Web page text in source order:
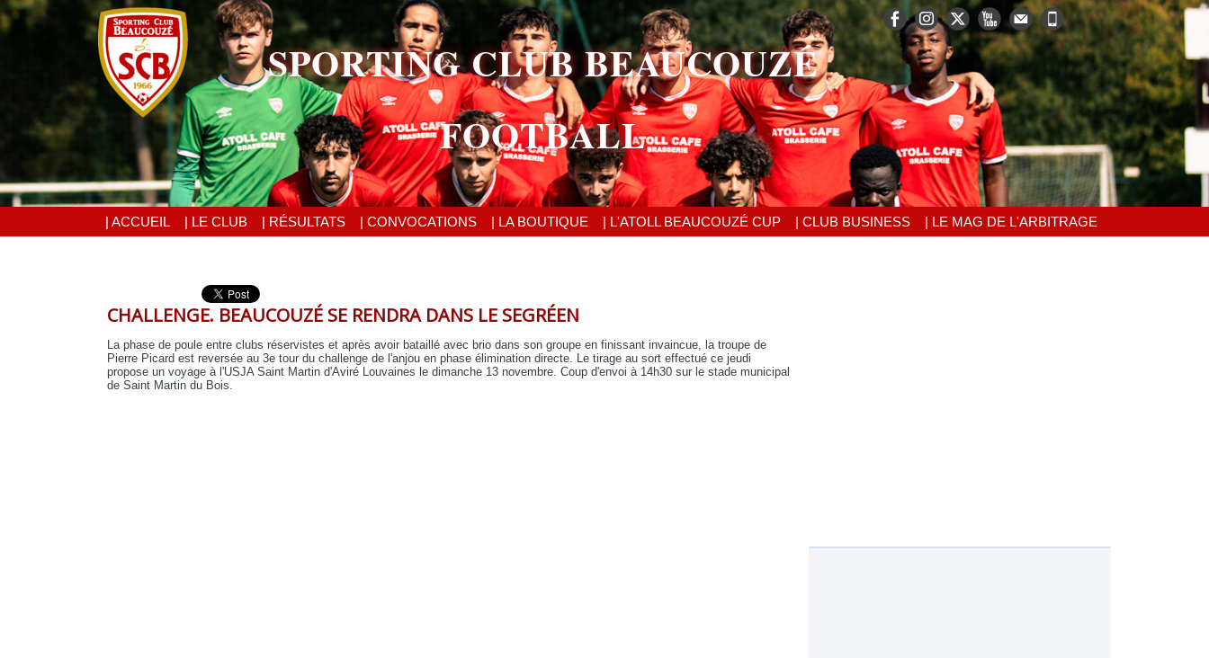
SPORTING CLUB BEAUCOUZÉ
FOOTBALL
| ACCUEIL | LE CLUB | RÉSULTATS | CONVOCATIONS | LA BOUTIQUE | L'ATOLL BEAUCOUZÉ CUP | CLUB BUSINESS | LE MAG DE L'ARBITRAGE
CHALLENGE. BEAUCOUZÉ SE RENDRA DANS LE SEGRÉEN
La phase de poule entre clubs réservistes et après avoir bataillé avec brio dans son groupe en finissant invaincue, la troupe de
Pierre Picard est reversée au 3e tour du challenge de l'anjou en phase élimination directe. Le tirage au sort effectué ce jeudi
propose un voyage à l'USJA Saint Martin d'Aviré Louvaines le dimanche 13 novembre. Coup d'envoi à 14h30 sur le stade municipal
de Saint Martin du Bois.